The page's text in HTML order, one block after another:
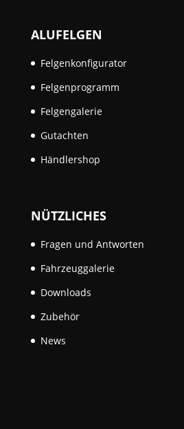
ALUFELGEN
Felgenkonfigurator
Felgenprogramm
Felgengalerie
Gutachten
Händlershop
NÜTZLICHES
Fragen und Antworten
Fahrzeuggalerie
Downloads
Zubehör
News